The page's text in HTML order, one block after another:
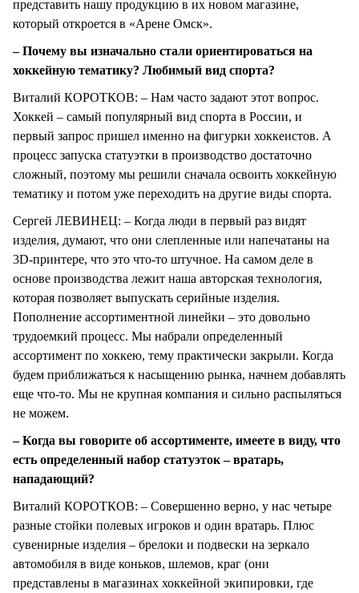
представить нашу продукцию в их новом магазине,
который откроется в «Арене Омск».
– Почему вы изначально стали ориентироваться на
хоккейную тематику? Любимый вид спорта?
Виталий КОРОТКОВ: – Нам часто задают этот вопрос.
Хоккей – самый популярный вид спорта в России, и
первый запрос пришел именно на фигурки хоккеистов. А
процесс запуска статуэтки в производство достаточно
сложный, поэтому мы решили сначала освоить хоккейную
тематику и потом уже переходить на другие виды спорта.
Сергей ЛЕВИНЕЦ: – Когда люди в первый раз видят
изделия, думают, что они слепленные или напечатаны на
3D-принтере, что это что-то штучное. На самом деле в
основе производства лежит наша авторская технология,
которая позволяет выпускать серийные изделия.
Пополнение ассортиментной линейки – это довольно
трудоемкий процесс. Мы набрали определенный
ассортимент по хоккею, тему практически закрыли. Когда
будем приближаться к насыщению рынка, начнем добавлять
еще что-то. Мы не крупная компания и сильно распыляться
не можем.
– Когда вы говорите об ассортименте, имеете в виду, что
есть определенный набор статуэток – вратарь,
нападающий?
Виталий КОРОТКОВ: – Совершенно верно, у нас четыре
разные стойки полевых игроков и один вратарь. Плюс
сувенирные изделия – брелоки и подвески на зеркало
автомобиля в виде коньков, шлемов, краг (они
представлены в магазинах хоккейной экипировки, где